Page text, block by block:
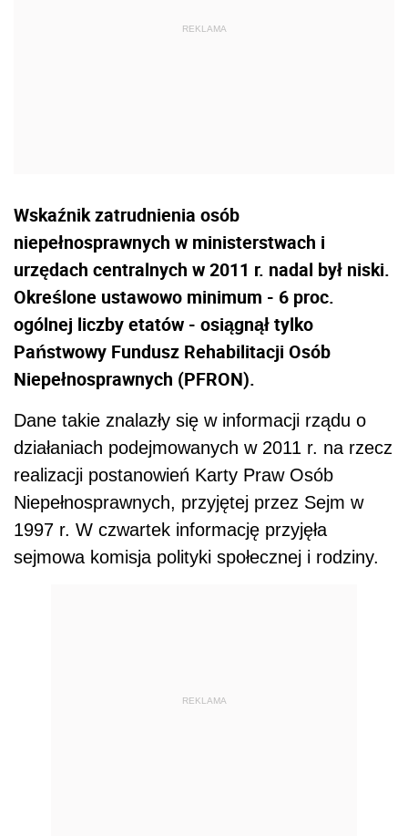
Wskaźnik zatrudnienia osób
niepełnosprawnych w ministerstwach i
urzędach centralnych w 2011 r. nadal był niski.
Określone ustawowo minimum - 6 proc.
ogólnej liczby etatów - osiągnął tylko
Państwowy Fundusz Rehabilitacji Osób
Niepełnosprawnych (PFRON).
Dane takie znalazły się w informacji rządu o
działaniach podejmowanych w 2011 r. na rzecz
realizacji postanowień Karty Praw Osób
Niepełnosprawnych, przyjętej przez Sejm w
1997 r. W czwartek informację przyjęła
sejmowa komisja polityki społecznej i rodziny.
REKLAMA